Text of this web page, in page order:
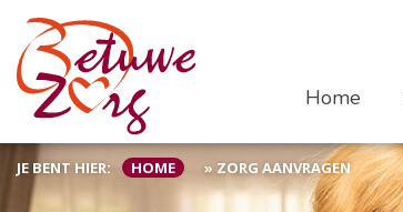
Home
JE BENT HIER: HOME » ZORG AANVRAGEN